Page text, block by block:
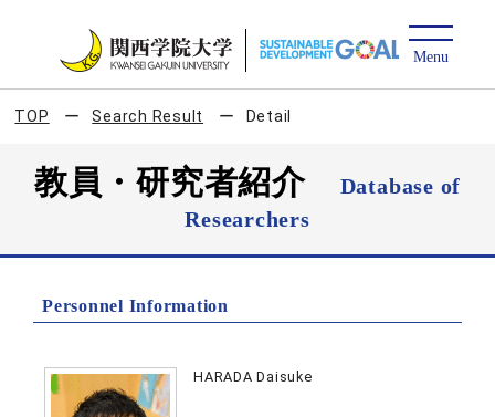
TOP Search Result Detail
教員・研究者紹介
Database of
Researchers
Personnel Information
HARADA Daisuke